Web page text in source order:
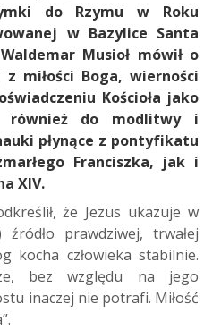
do Rzymu w Roku
w Bazylice Santa
Musioł mówił o
z miłości Boga, wierności
Kościoła jako
również do modlitwy i
płynące z pontyfikatu
Franciszka, jak i
XIV.
że Jezus ukazuje w
prawdziwej, trwałej
kocha człowieka stabilnie.
bez względu na jego
inaczej nie potrafi. Miłość